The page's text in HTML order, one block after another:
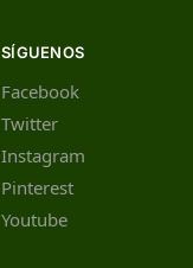
SÍGUENOS
Facebook
Twitter
Instagram
Pinterest
Youtube